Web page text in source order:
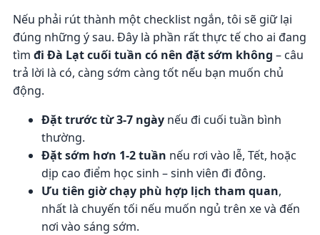
Nếu phải rút thành một checklist ngắn, tôi sẽ giữ lại
đúng những ý sau. Đây là phần rất thực tế cho ai đang
tìm đi Đà Lạt cuối tuần có nên đặt sớm không – câu
trả lời là có, càng sớm càng tốt nếu bạn muốn chủ
động.
Đặt trước từ 3-7 ngàynếu đi cuối tuần bình
thường.
Đặt sớm hơn 1-2 tuần nếu rơi vào lễ, Tết, hoặc
dịp cao điểm học sinh – sinh viên đi đông.
Ưu tiên giờ chạy phù hợp lịch tham quan,
nhất là chuyến tối nếu muốn ngủ trên xe và đến
nơi vào sáng sớm.